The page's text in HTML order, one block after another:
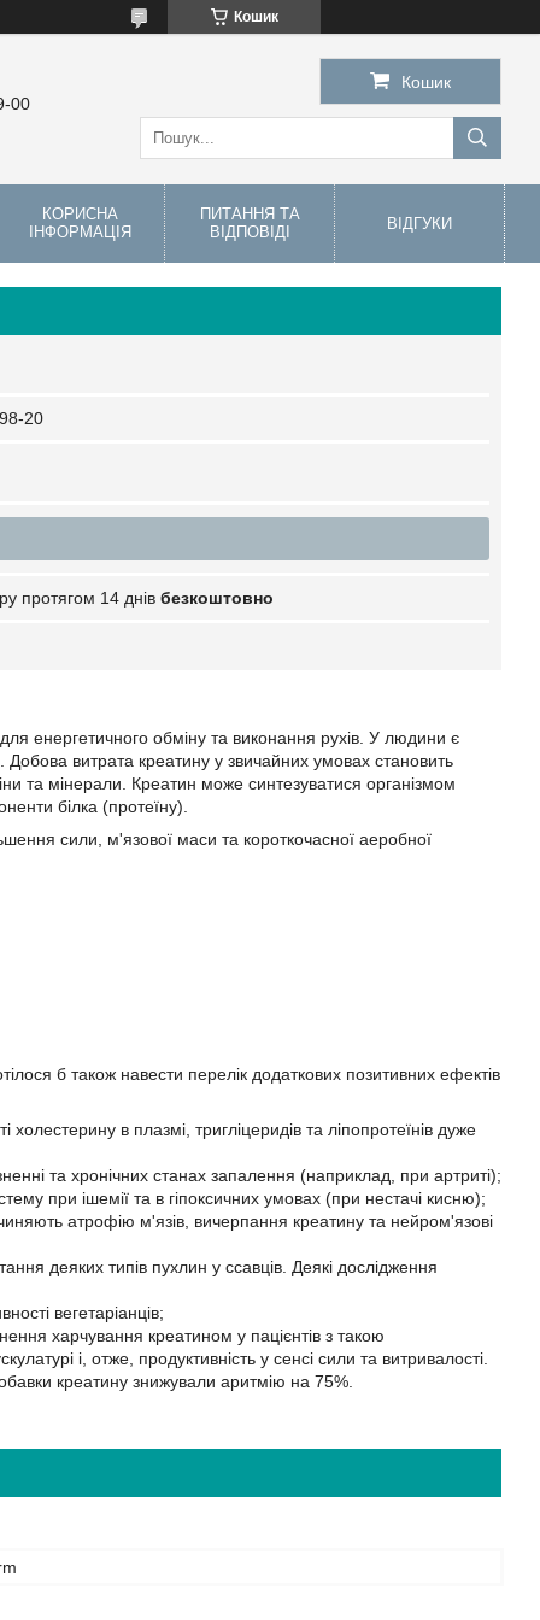
Кошик
00
Кошик
КОРИСНА
ІНФОРМАЦІЯ
ПИТАННЯ ТА
ВІДПОВІДІ
ВІДГУКИ
20
протягом 14 днів безкоштовно
енергетичного обміну та виконання рухів. У людини є
витрата креатину у звичайних умовах становить
та мінерали. Креатин може синтезуватися організмом
білка (протеїну).
сили, м'язової маси та короткочасної аеробної
б також навести перелік додаткових позитивних ефектів
в плазмі, тригліцеридів та ліпопротеїнів дуже
та хронічних станах запалення (наприклад, при артриті);
при ішемії та в гіпоксичних умовах (при нестачі кисню);
атрофію м'язів, вичерпання креатину та нейром'язові
деяких типів пухлин у ссавців. Деякі дослідження
вегетаріанців;
харчування креатином у пацієнтів з такою
і, отже, продуктивність у сенсі сили та витривалості.
креатину знижували аритмію на 75%.